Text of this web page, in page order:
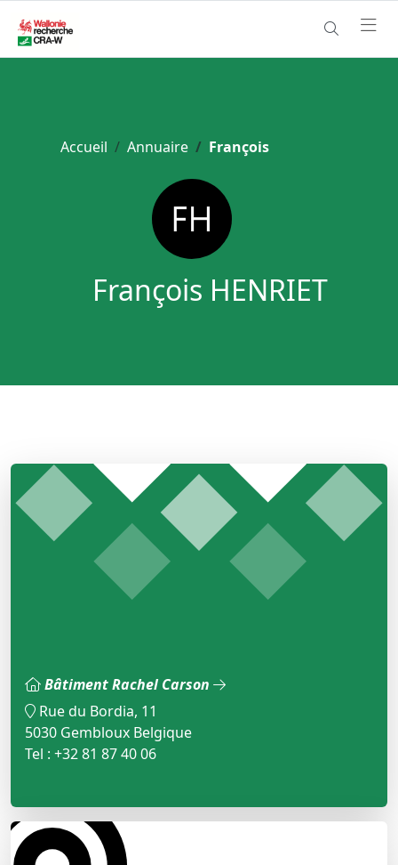
Accueil Annuaire François
François HENRIET
Bâtiment Rachel Carson
Rue du Bordia, 11
5030 Gembloux Belgique
Tel : +32 81 87 40 06